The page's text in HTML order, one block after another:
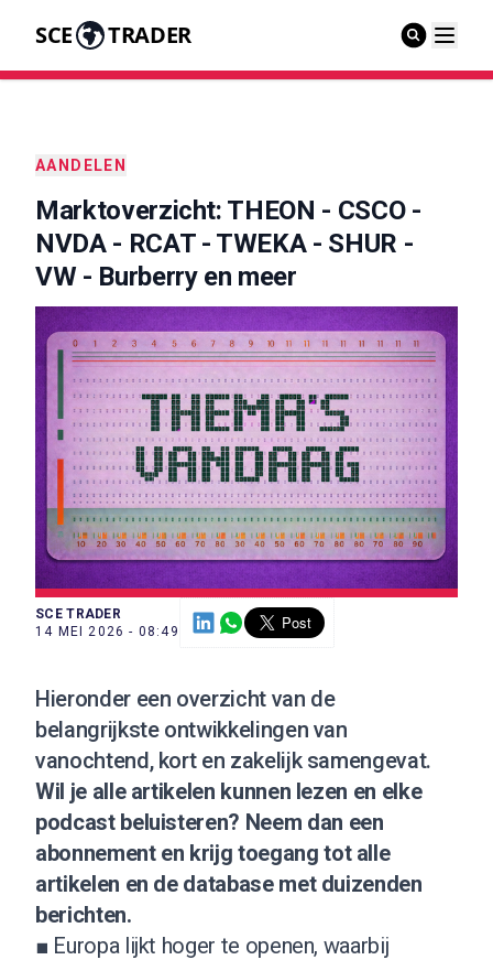
SCE TRADER
AANDELEN
Marktoverzicht: THEON - CSCO -
NVDA - RCAT - TWEKA - SHUR -
VW - Burberry en meer
SCE TRADER
14 MEI 2026 - 08:49
Hieronder een overzicht van de
belangrijkste ontwikkelingen van
vanochtend, kort en zakelijk samengevat.
Wil je alle artikelen kunnen lezen en elke
podcast beluisteren? Neem dan een
abonnementen krijg toegang tot alle
artikelen en de database met duizenden
berichten.
■ Europa lijkt hoger te openen, waarbij